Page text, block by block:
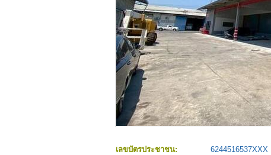
เลขบัตรประชาชน: 6244516537XXX